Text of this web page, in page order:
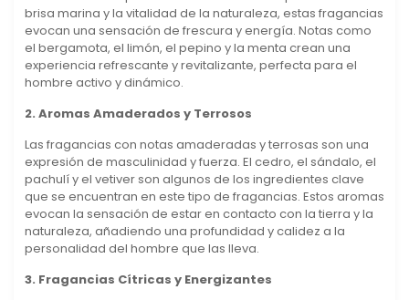
brisa marina y la vitalidad de la naturaleza, estas fragancias
evocan una sensación de frescura y energía. Notas como
el bergamota, el limón, el pepino y la menta crean una
experiencia refrescante y revitalizante, perfecta para el
hombre activo y dinámico.
2. Aromas Amaderados y Terrosos
Las fragancias con notas amaderadas y terrosas son una
expresión de masculinidad y fuerza. El cedro, el sándalo, el
pachulí y el vetiver son algunos de los ingredientes clave
que se encuentran en este tipo de fragancias. Estos aromas
evocan la sensación de estar en contacto con la tierra y la
naturaleza, añadiendo una profundidad y calidez a la
personalidad del hombre que las lleva.
3. Fragancias Cítricas y Energizantes